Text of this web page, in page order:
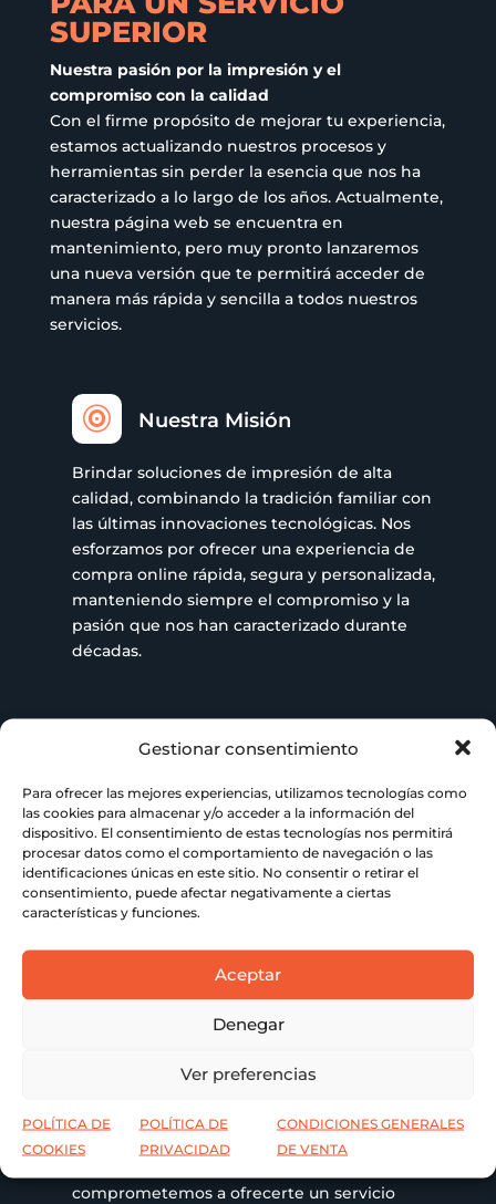
Gestionar consentimiento
Para ofrecer las mejores experiencias, utilizamos tecnologías como
las cookies para almacenar y/o acceder a la información del
dispositivo. El consentimiento de estas tecnologías nos permitirá
procesar datos como el comportamiento de navegación o las
identificaciones únicas en este sitio. No consentir o retirar el
consentimiento, puede afectar negativamente a ciertas
características y funciones.
Aceptar
Denegar
Ver preferencias
POLÍTICA DE
COOKIES
POLÍTICA DE
PRIVACIDAD
CONDICIONES GENERALES
DE VENTA
SUPERIOR
Nuestra pasión por la impresión y el
compromiso con la calidad
Con el firme propósito de mejorar tu experiencia,
estamos actualizando nuestros procesos y
herramientas sin perder la esencia que nos ha
caracterizado a lo largo de los años. Actualmente,
nuestra página web se encuentra en
mantenimiento, pero muy pronto lanzaremos
una nueva versión que te permitirá acceder de
manera más rápida y sencilla a todos nuestros
servicios.
 Nuestra Misión
Brindar soluciones de impresión de alta
calidad, combinando la tradición familiar con
las últimas innovaciones tecnológicas. Nos
esforzamos por ofrecer una experiencia de
compra online rápida, segura y personalizada,
manteniendo siempre el compromiso y la
pasión que nos han caracterizado durante
décadas.
Impulsados por la pasión que nos heredaron
abuelos, padres y ahora hijos, cada proyecto
es una oportunidad para superar
expectativas. Nos motiva ver crecer a
nuestros clientes y ser parte fundamental de
su éxito, ofreciendo servicios de impresión
que fusionan lo mejor de la tradición con la
modernidad digital.
 Nuestro Compromiso
comprometemos a ofrecerte un servicio